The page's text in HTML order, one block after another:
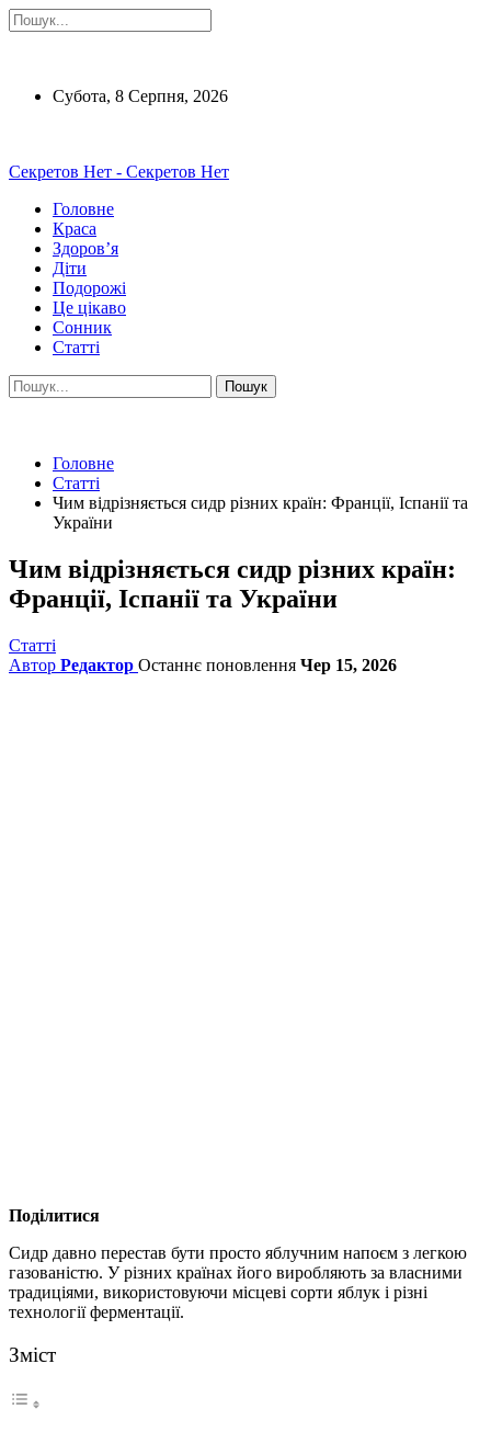
Субота, 8 Серпня, 2026
Секретов Нет - Секретов Нет
Головне
Краса
Здоров’я
Діти
Подорожі
Це цікаво
Сонник
Статті
Головне
Статті
Чим відрізняється сидр різних країн: Франції, Іспанії та
України
Чим відрізняється сидр різних країн:
Франції, Іспанії та України
Статті
Автор Редактор Останнє поновлення Чер 15, 2026
Поділитися
Сидр давно перестав бути просто яблучним напоєм з легкою
газованістю. У різних країнах його виробляють за власними
традиціями, використовуючи місцеві сорти яблук і різні
технології ферментації.
Зміст